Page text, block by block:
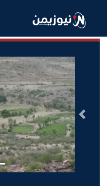
السابق